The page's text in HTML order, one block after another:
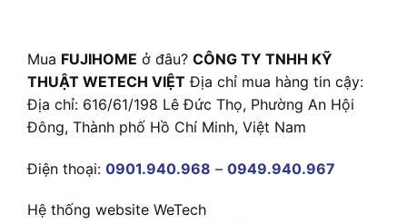
Mua FUJIHOME ở đâu? CÔNG TY TNHH KỸ
THUẬT WETECH VIỆT Địa chỉ mua hàng tin cậy:
Địa chỉ: 616/61/198 Lê Đức Thọ, Phường An Hội
Đông, Thành phố Hồ Chí Minh, Việt Nam
Điện thoại: 0901.940.968 – 0949.940.967
Hệ thống website WeTech